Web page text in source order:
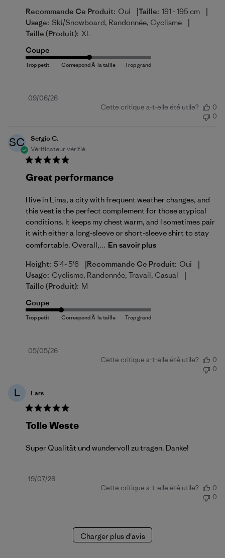
Recommande Ce Produit: Oui |Taille: 191 - 195 cm |
Usage: Ski/Snowboard, Randonnée, Cyclisme |
Taille (produit): XL
Coupe
Date
09/06/26
Cette critique a-t-elle été utile?
0
0
SC
Sergio C.
Vérificateur vérifié
Great performance
I live in Lima, a city with frequent weather changes, and
this vest is the perfect complement for those atypical
conditions. It keeps my chest warm, and I sometimes pair
it with either a long-sleeve or short-sleeve shirt to stay
comfortable. Overall,... En savoir plus
Height: 5'4- 5'6 |Recommande Ce Produit: Oui |
Usage: Cyclisme, Randonnée, Travail, Casual |
Taille (produit): M
Coupe
Date
05/05/26
Cette critique a-t-elle été utile?
0
0
L Lars
Tolle Weste
Super Qualität und wundervoll zu tragen. Danke!
Date
19/07/26
Cette critique a-t-elle été utile?
0
0
Charger plus d'avis